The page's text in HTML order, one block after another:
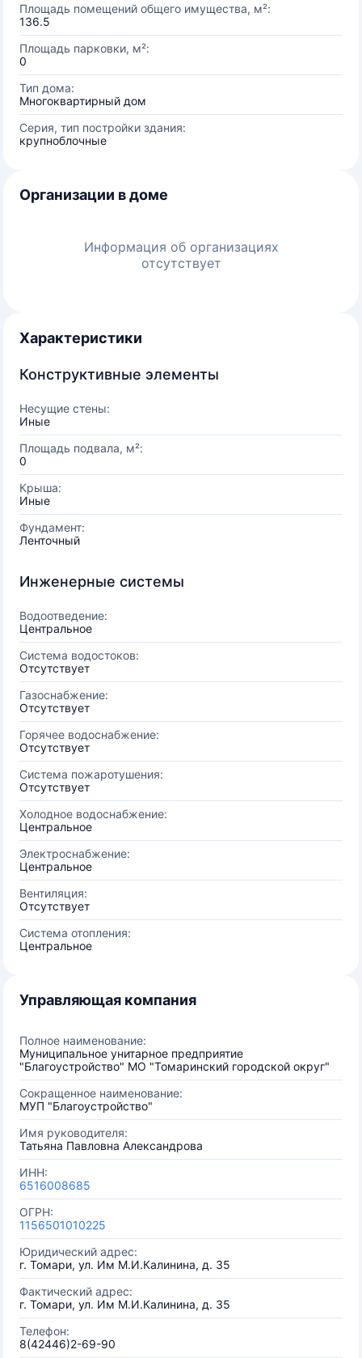
Площадь помещений общего имущества, м²:
136.5
Площадь парковки, м²:
0
Тип дома:
Многоквартирный дом
Серия, тип постройки здания:
крупноблочные
Организации в доме
Информация об организациях
отсутствует
Характеристики
Конструктивные элементы
Несущие стены:
Иные
Площадь подвала, м²:
0
Крыша:
Иные
Фундамент:
Ленточный
Инженерные системы
Водоотведение:
Центральное
Система водостоков:
Отсутствует
Газоснабжение:
Отсутствует
Горячее водоснабжение:
Отсутствует
Система пожаротушения:
Отсутствует
Холодное водоснабжение:
Центральное
Электроснабжение:
Центральное
Вентиляция:
Отсутствует
Система отопления:
Центральное
Управляющая компания
Полное наименование:
Муниципальное унитарное предприятие
"Благоустройство" МО "Томаринский городской округ"
Сокращенное наименование:
МУП "Благоустройство"
Имя руководителя:
Татьяна Павловна Александрова
ИНН:
6516008685
ОГРН:
1156501010225
Юридический адрес:
г. Томари, ул. Им М.И.Калинина, д. 35
Фактический адрес:
г. Томари, ул. Им М.И.Калинина, д. 35
Телефон:
8(42446)2-69-90